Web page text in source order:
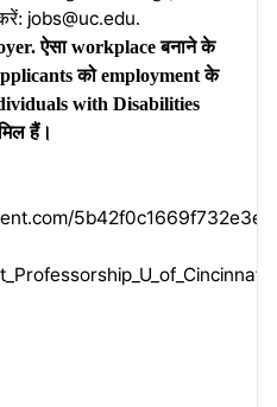
jobs@uc.edu.
ऐसा workplace बनाने के
applicants को employment के
with Disabilities
हैं।